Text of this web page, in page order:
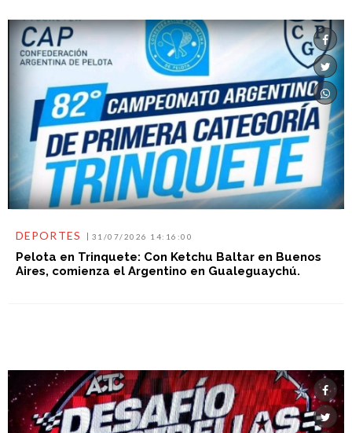
DEPORTES 31/07/2026 14:16:00
Pelota en Trinquete: Con Ketchu Baltar en Buenos
Aires, comienza el Argentino en Gualeguaychú.